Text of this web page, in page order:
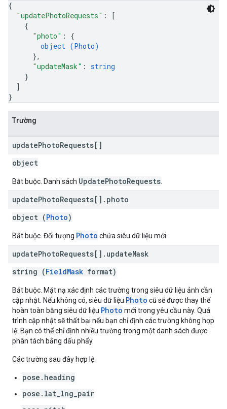
{
"updatePhotoRequests" :
[
{
"photo" : {
object (Photo)
},
"updateMask" : string
}
]
}
Trường
updatePhotoRequests[]
object
Bắt buộc. Danh sách UpdatePhotoRequests
updatePhotoRequests[] . photo
object (Photo)
Bắt buộc. Đối tượng Photo chứa siêu dữ liệu mới.
updatePhotoRequests[] . updateMask
string (FieldMask format)
Bắt buộc. Mặt nạ xác định các trường trong siêu dữ liệu ảnh cần
cập nhật. Nếu không có, siêu dữ liệu Photo cũ sẽ được thay thế
hoàn toàn bằng siêu dữ liệu Photo mới trong yêu cầu này. Quá
trình cập nhật sẽ thất bại nếu bạn chỉ định các trường không hợp
lệ. Bạn có thể chỉ định nhiều trường trong một danh sách được
phân tách bằng dấu phẩy.
Các trường sau đây hợp lệ:
pose.heading
pose.lat_lng_pair